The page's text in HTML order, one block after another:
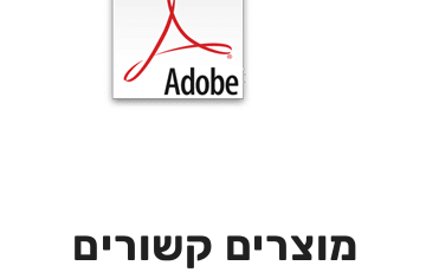
מוצרים קשורים